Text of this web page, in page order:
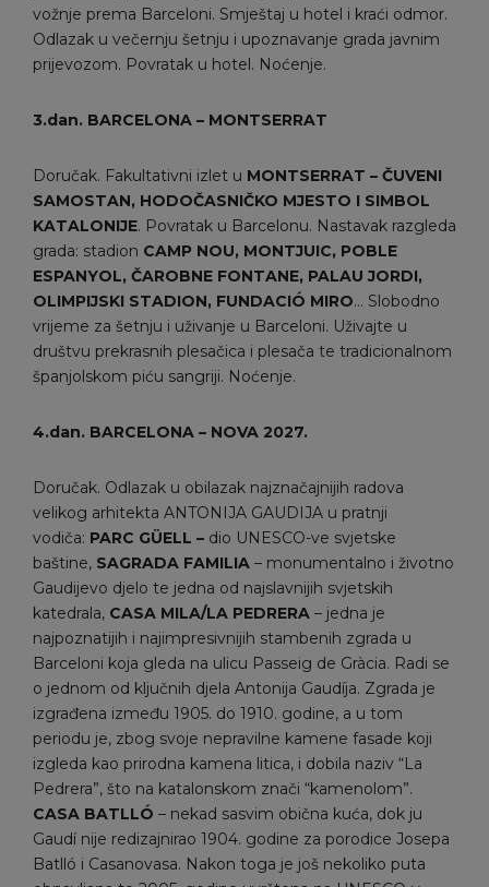
vožnje prema Barceloni. Smještaj u hotel i kraći odmor.
Odlazak u večernju šetnju i upoznavanje grada javnim
prijevozom. Povratak u hotel. Noćenje.
3.dan. BARCELONA – MONTSERRAT
Doručak. Fakultativni izlet u MONTSERRAT – ČUVENI
SAMOSTAN, HODOČASNIČKO MJESTO I SIMBOL
KATALONIJE. Povratak u Barcelonu. Nastavak razgleda
grada: stadion CAMP NOU, MONTJUIC, POBLE
ESPANYOL, ČAROBNE FONTANE, PALAU JORDI,
OLIMPIJSKI STADION, FUNDACIÓ MIRO… Slobodno
vrijeme za šetnju i uživanje u Barceloni. Uživajte u
društvu prekrasnih plesačica i plesača te tradicionalnom
španjolskom piću sangriji. Noćenje.
4.dan. BARCELONA – NOVA 2027.
Doručak. Odlazak u obilazak najznačajnijih radova
velikog arhitekta ANTONIJA GAUDIJA u pratnji
vodiča: PARC GÜELL – dio UNESCO-ve svjetske
baštine, SAGRADA FAMILIA – monumentalno i životno
Gaudijevo djelo te jedna od najslavnijih svjetskih
katedrala, CASA MILA/LA PEDRERA – jedna je
najpoznatijih i najimpresivnijih stambenih zgrada u
Barceloni koja gleda na ulicu Passeig de Gràcia. Radi se
o jednom od ključnih djela Antonija Gaudíja. Zgrada je
izgrađena između 1905. do 1910. godine, a u tom
periodu je, zbog svoje nepravilne kamene fasade koji
izgleda kao prirodna kamena litica, i dobila naziv “La
Pedrera”, što na katalonskom znači “kamenolom”.
CASA BATLLÓ – nekad sasvim obična kuća, dok ju
Gaudí nije redizajnirao 1904. godine za porodice Josepa
Batlló i Casanovasa. Nakon toga je još nekoliko puta